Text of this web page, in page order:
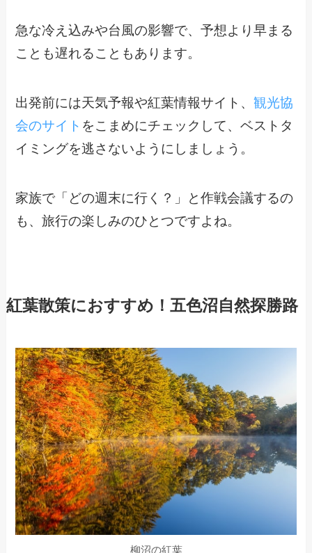
急な冷え込みや台風の影響で、予想より早まる
ことも遅れることもあります。
出発前には天気予報や紅葉情報サイト、観光協
会のサイト をこまめにチェックして、ベストタ
イミングを逃さないようにしましょう。
家族で「どの週末に行く？」と作戦会議するの
も、旅行の楽しみのひとつですよね。
紅葉散策におすすめ！五色沼自然探勝路
柳沼の紅葉